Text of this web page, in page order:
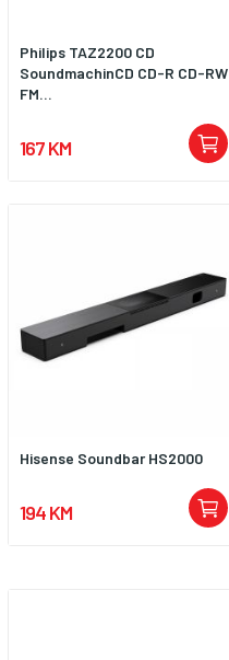
Philips TAZ2200 CD
SoundmachinCD CD-R CD-RW
FM...
167 KM
Hisense Soundbar HS2000
194 KM